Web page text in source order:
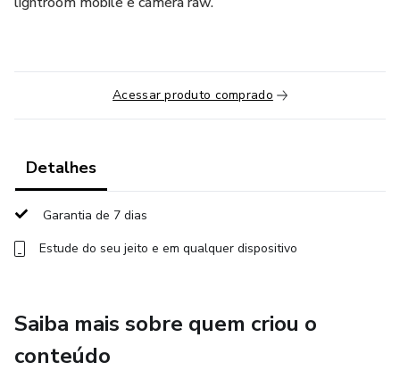
Acessar produto comprado
Detalhes
Garantia de 7 dias
Estude do seu jeito e em qualquer dispositivo
Saiba mais sobre quem criou o
conteúdo